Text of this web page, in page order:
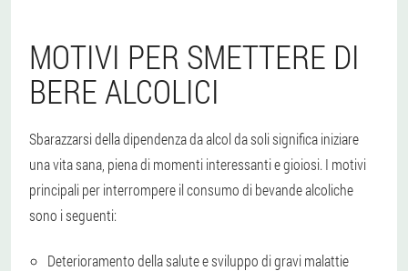
MOTIVI PER SMETTERE DI
BERE ALCOLICI
Sbarazzarsi della dipendenza da alcol da soli significa iniziare
una vita sana, piena di momenti interessanti e gioiosi. I motivi
principali per interrompere il consumo di bevande alcoliche
sono i seguenti:
Deterioramento della salute e sviluppo di gravi malattie